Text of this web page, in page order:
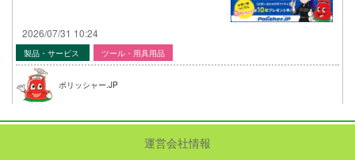
2026/07/31 10:24
製品・サービス ツール・用具用品
ポリッシャー.JP
運営会社情報